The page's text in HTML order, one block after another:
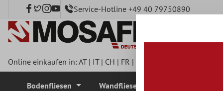
springen Service-Hotline +49 40 79750890
Online einkaufen in:AT| IT| CH | FR |
Bodenfliesen Wandfliesen